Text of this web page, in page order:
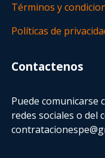
Términos y
Políticas de
Contactenos
Puede comunicarse
redes sociales o del